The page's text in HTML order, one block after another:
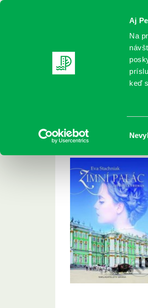
Aj
Na
keď
REGISTRUJTE SA
Eva Stachniak: